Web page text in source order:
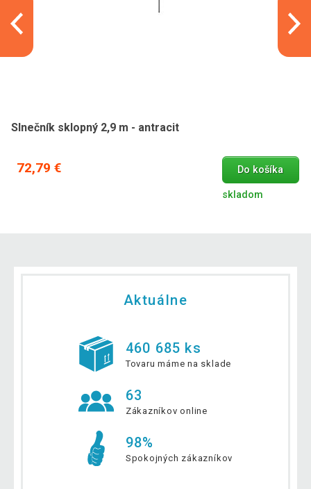
Slnečník sklopný 2,9 m - antracit
72,79 € Do košíka
skladom
Aktuálne
460 685 ks
Tovaru máme na sklade
63
Zákazníkov online
98%
Spokojných zákazníkov